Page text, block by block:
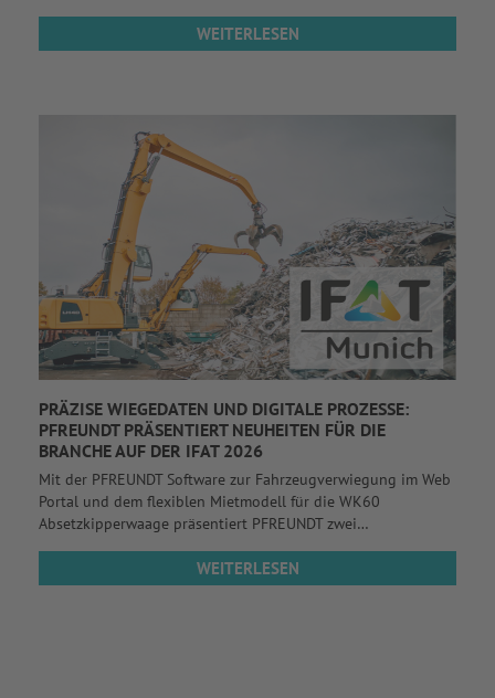
WEITERLESEN
PRÄZISE WIEGEDATEN UND DIGITALE PROZESSE:
PFREUNDT PRÄSENTIERT NEUHEITEN FÜR DIE
BRANCHE AUF DER IFAT 2026
Mit der PFREUNDT Software zur Fahrzeugverwiegung im Web
Portal und dem flexiblen Mietmodell für die WK60
Absetzkipperwaage präsentiert PFREUNDT zwei…
WEITERLESEN